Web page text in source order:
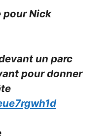
pour Nick
un parc
pour donner